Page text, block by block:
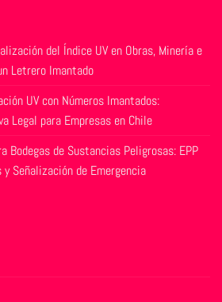
del Índice UV en Obras, Minería e
Letrero Imantado
UV con Números Imantados:
Legal para Empresas en Chile
Bodegas de Sustancias Peligrosas: EPP
Señalización de Emergencia